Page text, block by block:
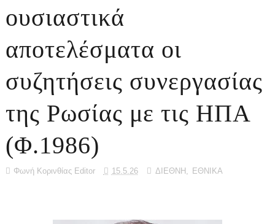
ουσιαστικά
αποτελέσματα οι
συζητήσεις συνεργασίας
της Ρωσίας με τις ΗΠΑ
(Φ.1986)
Φωνή Κορινθίας Editor 15.5.26 ΔΙΕΘΝΗ ΕΘΝΙΚΑ